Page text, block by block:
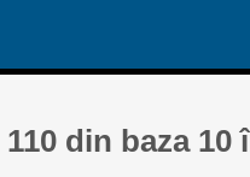
110 din baza